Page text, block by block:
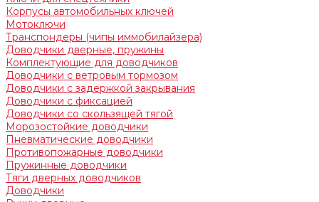
Корпусы автомобильных ключей
Мотоключи
Транспондеры (чипы иммобилайзера)
Доводчики дверные, пружины
Комплектующие для доводчиков
Доводчики с ветровым тормозом
Доводчики с задержкой закрывания
Доводчики с фиксацией
Доводчики со скользящей тягой
Морозостойкие доводчики
Пневматические доводчики
Противопожарные доводчики
Пружинные доводчики
Тяги дверных доводчиков
Доводчики